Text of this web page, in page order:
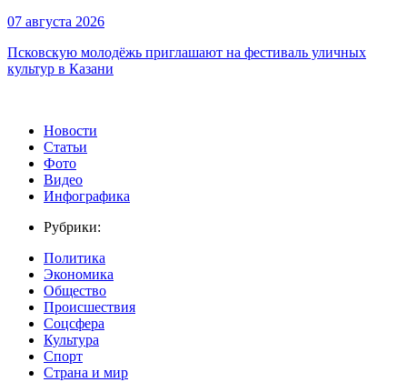
07 августа 2026
Псковскую молодёжь приглашают на фестиваль уличных
культур в Казани
Новости
Статьи
Фото
Видео
Инфографика
Рубрики:
Политика
Экономика
Общество
Происшествия
Соцсфера
Культура
Спорт
Страна и мир